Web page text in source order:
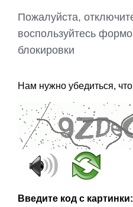
Пожалуйста,
воспользуйтесь
блокировки
Нам нужно убедиться,
Введите код с картинки: